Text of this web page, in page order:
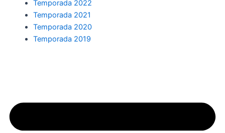
Temporada 2022
Temporada 2021
Temporada 2020
Temporada 2019